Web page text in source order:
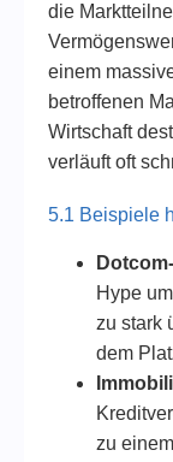
die
einem
betroffenen
Wirtschaft
verläuft oft
5.1 Beispiele
Hype
zu stark
dem
zu